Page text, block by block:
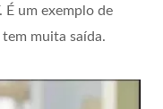
É um exemplo de
muita saída.